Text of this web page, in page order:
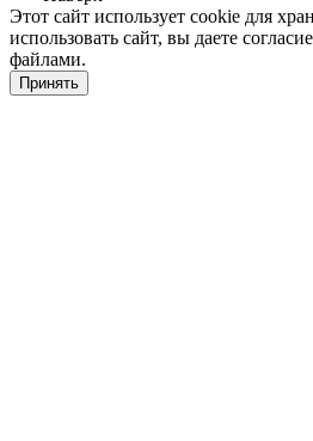
Этот сайт использует cookie для
использовать сайт, вы даете
файлами.
Принять